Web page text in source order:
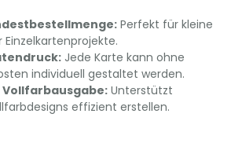
Perfekt für kleine
Jede Karte kann ohne
individuell gestaltet werden.
Unterstützt
effizient erstellen.